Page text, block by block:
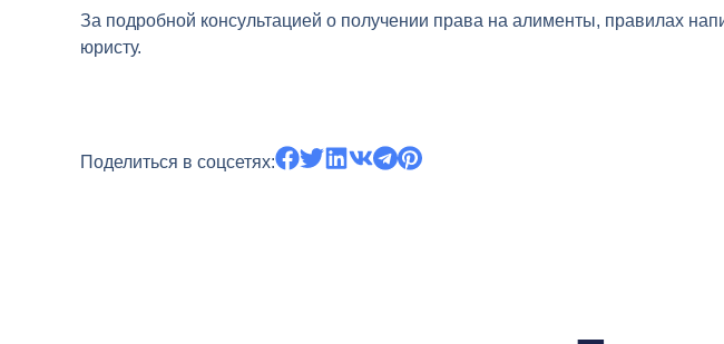
За подробной консультацией о получении права на алименты, правилах
юристу.
Поделиться в соцсетях: